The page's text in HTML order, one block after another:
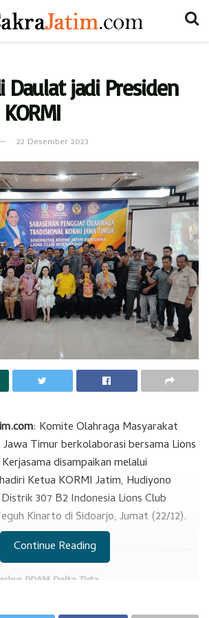
Daulat jadi Presiden
22 Desember 2023
: Komite Olahraga Masyarakat
Timur berkolaborasi bersama Lions
disampaikan melalui
Ketua KORMI Jatim, Hudiyono
307 B2 Indonesia Lions Club
Kinarto di Sidoarjo, Jumat (22/12).
PDAM Delta Tirta
Continue Reading